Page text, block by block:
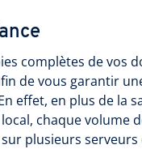
complètes de vos
de vous garantir
effet, en plus de la
chaque volume
plusieurs serveurs